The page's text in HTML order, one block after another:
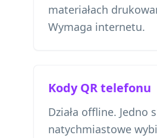
materiałach
Wymaga internetu.
Kody QR telefonu
Działa offline. Jedno
natychmiastowe